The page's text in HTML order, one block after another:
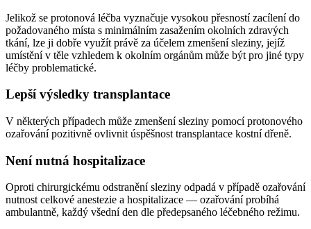
Jelikož se protonová léčba vyznačuje vysokou přesností zacílení do
požadovaného místa s minimálním zasažením okolních zdravých
tkání, lze ji dobře využít právě za účelem zmenšení sleziny, jejíž
umístění v těle vzhledem k okolním orgánům může být pro jiné typy
léčby problematické.
Lepší výsledky transplantace
V některých případech může zmenšení sleziny pomocí protonového
ozařování pozitivně ovlivnit úspěšnost transplantace kostní dřeně.
Není nutná hospitalizace
Oproti chirurgickému odstranění sleziny odpadá v případě ozařování
nutnost celkové anestezie a hospitalizace — ozařování probíhá
ambulantně, každý všední den dle předepsaného léčebného režimu.